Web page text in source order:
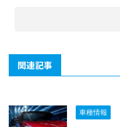
関連記事
車種情報